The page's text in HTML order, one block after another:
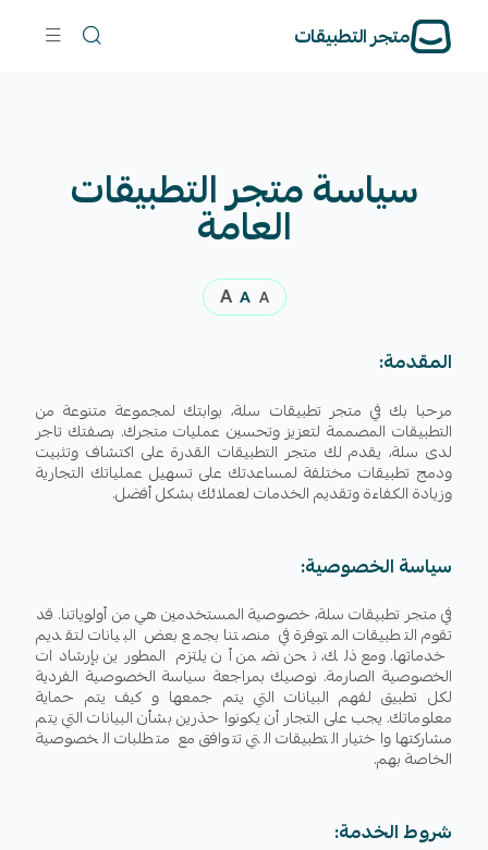
متجر التطبيقات
سياسة متجر التطبيقات
العامة
A
A
A
المقدمة:
مرحبا بك في متجر تطبيقات سلة، بوابتك لمجموعة متنوعة من
التطبيقات المصممة لتعزيز وتحسين عمليات متجرك. بصفتك تاجر
لدى سلة، يقدم لك متجر التطبيقات القدرة على اكتشاف وتثبيت
ودمج تطبيقات مختلفة لمساعدتك على تسهيل عملياتك التجارية
وزيادة الكفاءة وتقديم الخدمات لعملائك بشكل أفضل.
سياسة الخصوصية:
في متجر تطبيقات سلة، خصوصية المستخدمين هي من أولوياتنا. قد
تقوم التطبيقات المتوفرة في منصتنا بجمع بعض البيانات لتقديم
خدماتها. ومع ذلك، نحن نضمن أن يلتزم المطورين بإرشادات
الخصوصية الصارمة. نوصيك بمراجعة سياسة الخصوصية الفردية
لكل تطبيق لفهم البيانات التي يتم جمعها و كيف يتم حماية
معلوماتك. يجب على التجار أن يكونوا حذرين بشأن البيانات التي يتم
مشاركتها واختيار التطبيقات التي تتوافق مع متطلبات الخصوصية
الخاصة بهم.
شروط الخدمة: